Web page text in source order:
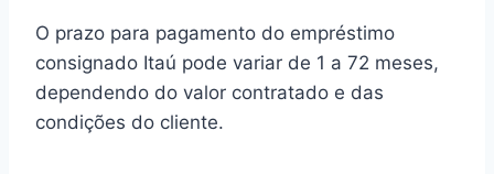
O prazo para pagamento do empréstimo
consignado Itaú pode variar de 1 a 72 meses,
dependendo do valor contratado e das
condições do cliente.